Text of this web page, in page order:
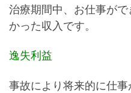
治療期間中、お仕事が
かった収入です。
逸失利益
事故により将来的に仕